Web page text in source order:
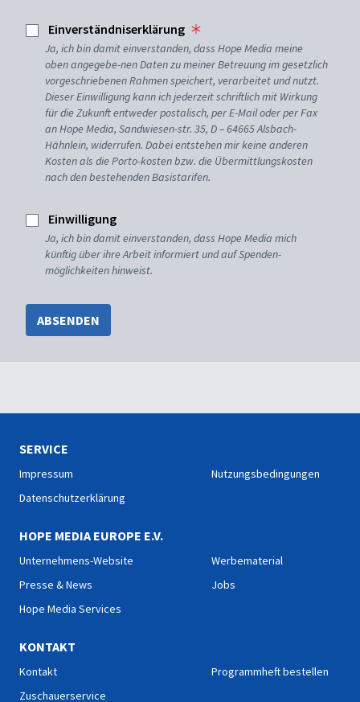
Einverständniserklärung
Ja, ich bin damit einverstanden, dass Hope Media meine
oben angegebe-nen Daten zu meiner Betreuung im gesetzlich
vorgeschriebenen Rahmen speichert, verarbeitet und nutzt.
Dieser Einwilligung kann ich jederzeit schriftlich mit Wirkung
für die Zukunft entweder postalisch, per E-Mail oder per Fax
an Hope Media, Sandwiesen-str. 35, D – 64665 Alsbach-
Hähnlein, widerrufen. Dabei entstehen mir keine anderen
Kosten als die Porto-kosten bzw. die Übermittlungskosten
nach den bestehenden Basistarifen.
Einwilligung
Ja, ich bin damit einverstanden, dass Hope Media mich
künftig über ihre Arbeit informiert und auf Spenden-
möglichkeiten hinweist.
ABSENDEN
SERVICE
Impressum
Datenschutzerklärung
Nutzungsbedingungen
HOPE MEDIA EUROPE E.V.
Unternehmens-Website
Presse & News
Hope Media Services
Werbematerial
Jobs
KONTAKT
Kontakt
Zuschauerservice
Programmheft bestellen